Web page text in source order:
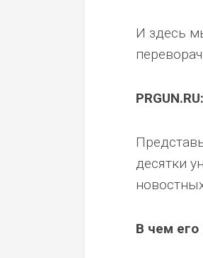
И здесь
десятки
В чем его